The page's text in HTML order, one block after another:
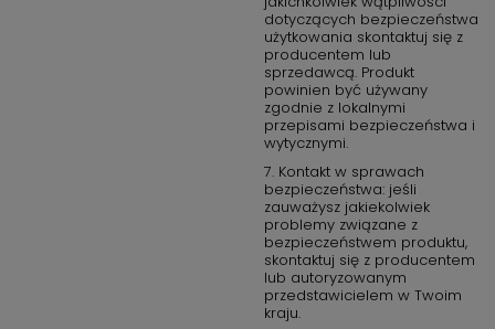
dotyczących bezpieczeństwa
użytkowania skontaktuj się z
producentem lub
sprzedawcą. Produkt
powinien być używany
zgodnie z lokalnymi
przepisami bezpieczeństwa i
wytycznymi.
7. Kontakt w sprawach
bezpieczeństwa: jeśli
zauważysz jakiekolwiek
problemy związane z
bezpieczeństwem produktu,
skontaktuj się z producentem
lub autoryzowanym
przedstawicielem w Twoim
kraju.